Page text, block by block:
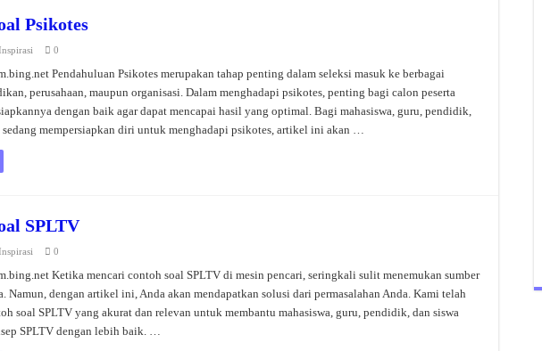
Psikotes
0
Pendahuluan Psikotes merupakan tahap penting dalam seleksi masuk ke berbagai
perusahaan, maupun organisasi. Dalam menghadapi psikotes, penting bagi calon peserta
dengan baik agar dapat mencapai hasil yang optimal. Bagi mahasiswa, guru, pendidik,
sedang mempersiapkan diri untuk menghadapi psikotes, artikel ini akan …
SPLTV
0
Ketika mencari contoh soal SPLTV di mesin pencari, seringkali sulit menemukan sumber
Namun, dengan artikel ini, Anda akan mendapatkan solusi dari permasalahan Anda. Kami telah
soal SPLTV yang akurat dan relevan untuk membantu mahasiswa, guru, pendidik, dan siswa
SPLTV dengan lebih baik. …